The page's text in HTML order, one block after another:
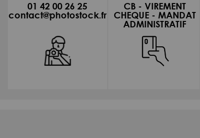
01 42 00 26 25
contact@photostock.fr
CB - VIREMENT
CHEQUE - MANDAT
ADMINISTRATIF